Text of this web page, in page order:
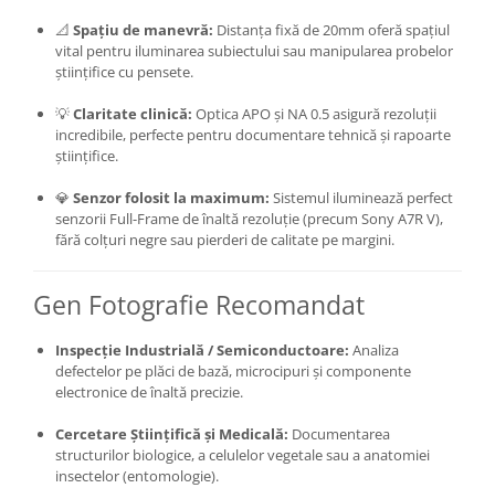
Trepiede foto
Trepiede video
Trepied / Monopied Carbon
Trepiede pentru compacte /
webcam-uri
Monopiede foto/video
Cap trepied si monopied
Placute cap trepied
Huse trepied / stativ lumini
Sina Focus pentru Macro
Accesorii trepiede si monopiede
Selfie Stick
Studio/Lumini si accesorii
📐 Spațiu de manevră: Distanța fixă de 20mm oferă spațiul
vital pentru iluminarea subiectului sau manipularea probelor
științifice cu pensete.
💡Claritate clinică: Optica APO și NA 0.5 asigură rezoluții
incredibile, perfecte pentru documentare tehnică și rapoarte
științifice.
💎 Senzor folosit la maximum: Sistemul iluminează perfect
senzorii Full-Frame de înaltă rezoluție (precum Sony A7R V),
fără colțuri negre sau pierderi de calitate pe margini.
Gen Fotografie Recomandat
Inspecție Industrială / Semiconductoare: Analiza
defectelor pe plăci de bază, microcipuri și componente
electronice de înaltă precizie.
Cercetare Științifică și Medicală: Documentarea
structurilor biologice, a celulelor vegetale sau a anatomiei
insectelor (entomologie).